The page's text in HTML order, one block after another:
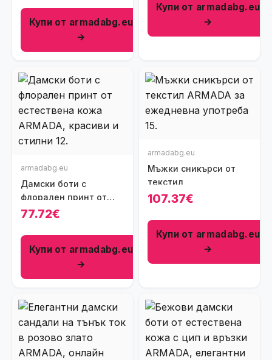
Купи от armadabg.eu
→
Купи от armadabg.eu
→
armadabg.eu
Дамски боти с
флорален принт от
естествена кожа
77.72€
Купи от armadabg.eu
→
armadabg.eu
Мъжки сникърси от
текстил
107.37€
Купи от armadabg.eu
→